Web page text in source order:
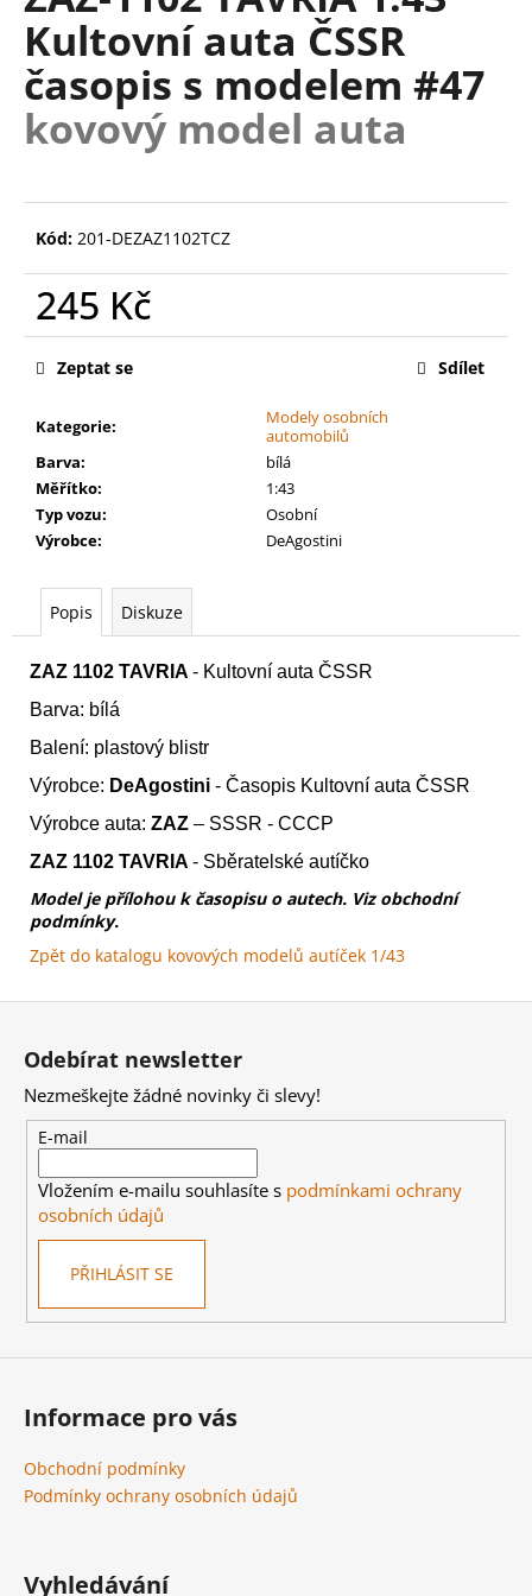
0,0
5
hvězdiček.
Kultovní auta ČSSR
časopis s modelem #47
kovový model auta
Kód: 201-DEZAZ1102TCZ
245 Kč
Měrná
Kategorie:
Modely osobních
automobilů
Barva:
bílá
Měřítko:
1:43
Typ vozu:
Osobní
Výrobce: DeAgostini
Zeptat se Sdílet
Popis Diskuze
ZAZ 1102 TAVRIA - Kultovní auta ČSSR
Barva: bílá
Balení: plastový blistr
Výrobce: DeAgostini - Časopis Kultovní auta ČSSR
Výrobce auta: ZAZ – SSSR - CCCP
ZAZ 1102 TAVRIA - Sběratelské autíčko
Model je přílohou k časopisu o autech. Viz obchodní
podmínky.
Zpět do katalogu kovových modelů autíček 1/43
a
j
í
t
?
HLEDAT
D
p
o
u
m
e
WARHAMMER
40000:
RED
CORSAIRS
BATTLEFORCE
OF
THE
MAELSTROM
3
Kč
Z
Odebírat newsletter
Nezmeškejte žádné novinky či slevy!
E-mail
Vložením e-mailu souhlasíte s podmínkami ochrany
osobních údajů
PŘIHLÁSIT SE
Informace pro vás
Obchodní podmínky
Podmínky ochrany osobních údajů
Vyhledávání